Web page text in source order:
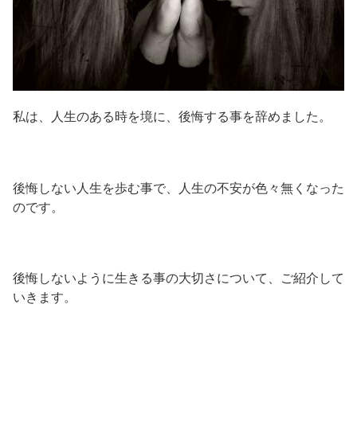
私は、人生のある時を境に、後悔する事を辞めました。
後悔しない人生を歩む事で、人生の不安が色々無くなった
のです。
後悔しないように生きる事の大切さについて、ご紹介して
いきます。